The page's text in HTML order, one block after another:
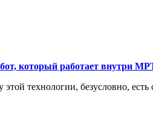
который работает внутри
технологии, безусловно,